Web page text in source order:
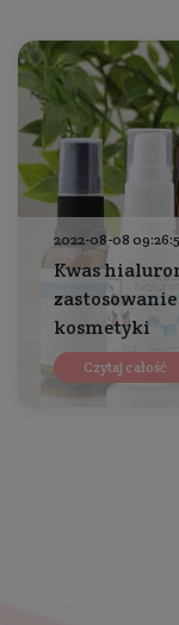
2022-08-08
Kwas
kosmetyki
Czytaj całość